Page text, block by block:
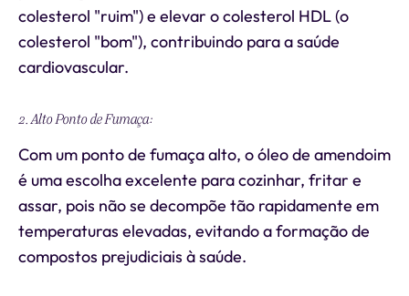
colesterol "ruim") e elevar o colesterol HDL (o
colesterol "bom"), contribuindo para a saúde
cardiovascular.
2. Alto Ponto de Fumaça:
Com um ponto de fumaça alto, o óleo de amendoim
é uma escolha excelente para cozinhar, fritar e
assar, pois não se decompõe tão rapidamente em
temperaturas elevadas, evitando a formação de
compostos prejudiciais à saúde.